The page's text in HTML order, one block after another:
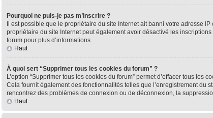
Pourquoi ne puis-je pas m’inscrire ?
Il est possible que le propriétaire du site Internet ait banni votre adresse
propriétaire du site Internet peut également avoir désactivé les
forum pour plus d’informations.
Haut
À quoi sert “Supprimer tous les cookies du forum” ?
L’option “Supprimer tous les cookies du forum” permet d’effacer tous
Cela fournit également des fonctionnalités telles que l’enregistrement du
rencontrez des problèmes de connexion ou de déconnexion, la
Haut